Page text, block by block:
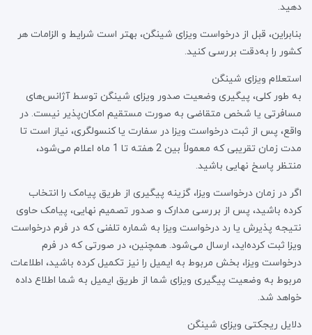
دهید.
بنابراین، قبل از درخواست ویزای شینگن، بهتر است شرایط و الزامات هر
کشور را به‌دقت بررسی کنید.
استعلام ویزای شینگن
به طور کلی، پیگیری وضعیت صدور ویزای شینگن توسط آژانس‌های
مسافرتی یا شخص متقاضی به صورت مستقیم امکان‌پذیر نیست. در
واقع، پس از ثبت درخواست ویزا در سفارت یا کنسولگری، نیاز است تا
مدت زمان تقریبی که معمولاً بین 2 هفته تا 1 ماه اعلام می‌شود،
منتظر پاسخ نهایی باشید.
اگر در زمان درخواست ویزا، گزینه پیگیری از طریق پیامک را انتخاب
کرده باشید، پس از بررسی مدارک و صدور تصمیم نهایی، پیامک حاوی
نتیجه پذیرش یا رد درخواست ویزا به شماره تلفنی که در فرم درخواست
ویزا ثبت کرده‌اید، ارسال می‌شود. همچنین، در صورتی که در فرم
درخواست ویزا، بخش مربوط به ایمیل را نیز تکمیل کرده باشید، اطلاعات
مربوط به وضعیت پیگیری ویزای شما از طریق ایمیل به شما اطلاع داده
خواهد شد.
دلایل ریجکتی ویزای شینگن